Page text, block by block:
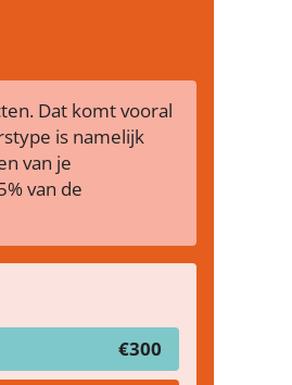
Dat komt vooral
is namelijk
van je
van de
€300